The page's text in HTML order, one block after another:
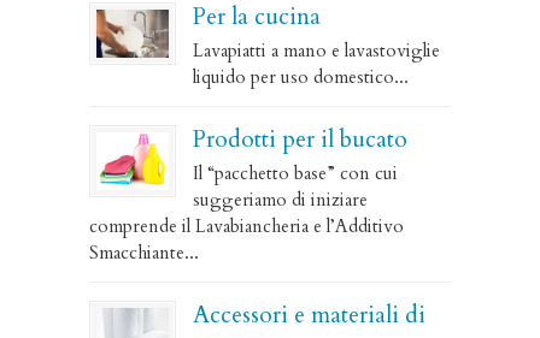
Per la cucina
Lavapiatti a mano e lavastoviglie
liquido per uso domestico...
Prodotti per il bucato
Il “pacchetto base” con cui
suggeriamo di iniziare
comprende il Lavabiancheria e l’Additivo
Smacchiante...
Accessori e materiali di